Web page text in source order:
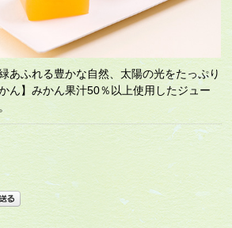
あふれる豊かな自然、太陽の光をたっぷり
ん】みかん果汁50％以上使用したジュー